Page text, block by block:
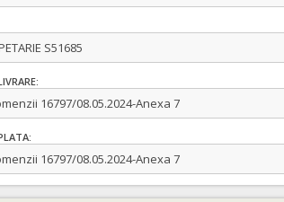
S51685
16797/08.05.2024-Anexa 7
16797/08.05.2024-Anexa 7